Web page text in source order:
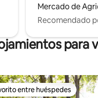
Mercado de
Recomendado
para
entre huéspedes preferido
entre huéspedes